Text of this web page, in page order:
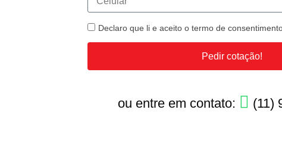
Declaro que li e aceito o termo de
Pedir cotação!
ou entre em contato: (11)